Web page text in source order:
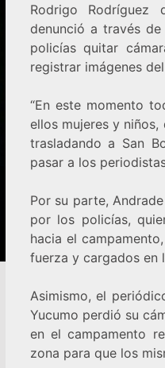
Rodrigo Rodríguez
denunció a través
policías quitar
registrar imágenes
“En este momento
ellos mujeres y
trasladando a San
pasar a los
Por su parte,
por los policías,
hacia el
fuerza y cargados en
Asimismo, el
Yucumo perdió su
en el campamento
zona para que los